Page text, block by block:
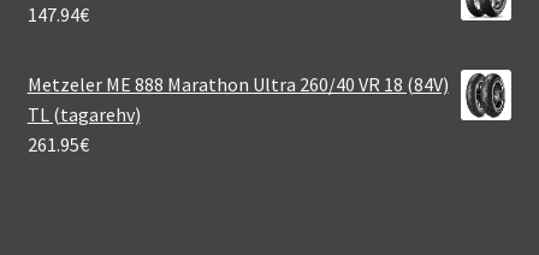
147.94€
Metzeler ME 888 Marathon Ultra 260/40 VR 18 (84V)
TL (tagarehv)
261.95€